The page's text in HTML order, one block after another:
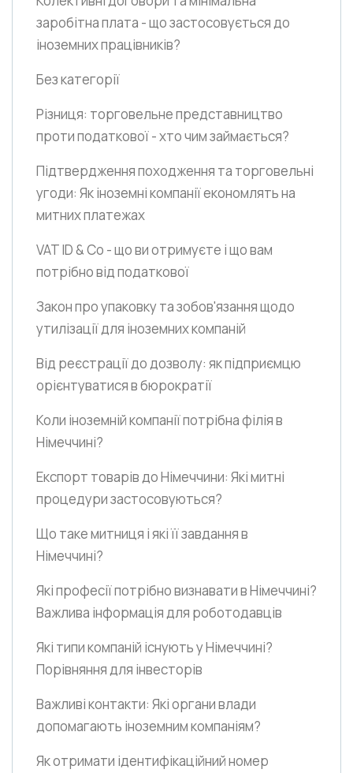
заробітна плата - що застосовується до
іноземних працівників?
Без категорії
Різниця: торговельне представництво
проти податкової - хто чим займається?
Підтвердження походження та торговельні
угоди: Як іноземні компанії економлять на
митних платежах
VAT ID & Co - що ви отримуєте і що вам
потрібно від податкової
Закон про упаковку та зобов'язання щодо
утилізації для іноземних компаній
Від реєстрації до дозволу: як підприємцю
орієнтуватися в бюрократії
Коли іноземній компанії потрібна філія в
Німеччині?
Експорт товарів до Німеччини: Які митні
процедури застосовуються?
Що таке митниця і які її завдання в
Німеччині?
Які професії потрібно визнавати в Німеччині?
Важлива інформація для роботодавців
Які типи компаній існують у Німеччині?
Порівняння для інвесторів
Важливі контакти: Які органи влади
допомагають іноземним компаніям?
Як отримати ідентифікаційний номер